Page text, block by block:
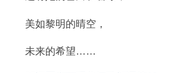
美如黎明的晴空，
未来的希望……